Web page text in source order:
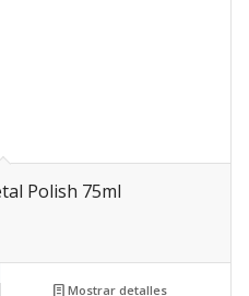
Polish 75ml
Mostrar detalles